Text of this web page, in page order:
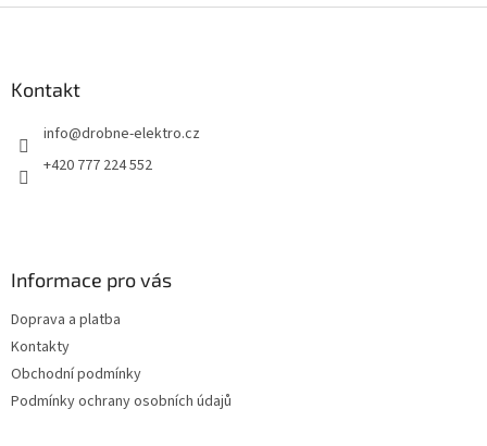
Kontakt
info@drobne-elektro.cz
+420 777 224 552
Informace pro vás
Doprava a platba
Kontakty
Obchodní podmínky
Podmínky ochrany osobních údajů